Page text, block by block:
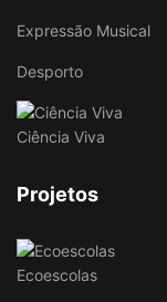
Expressão Musical
Desporto
Ciência Viva
Projetos
Ecoescolas